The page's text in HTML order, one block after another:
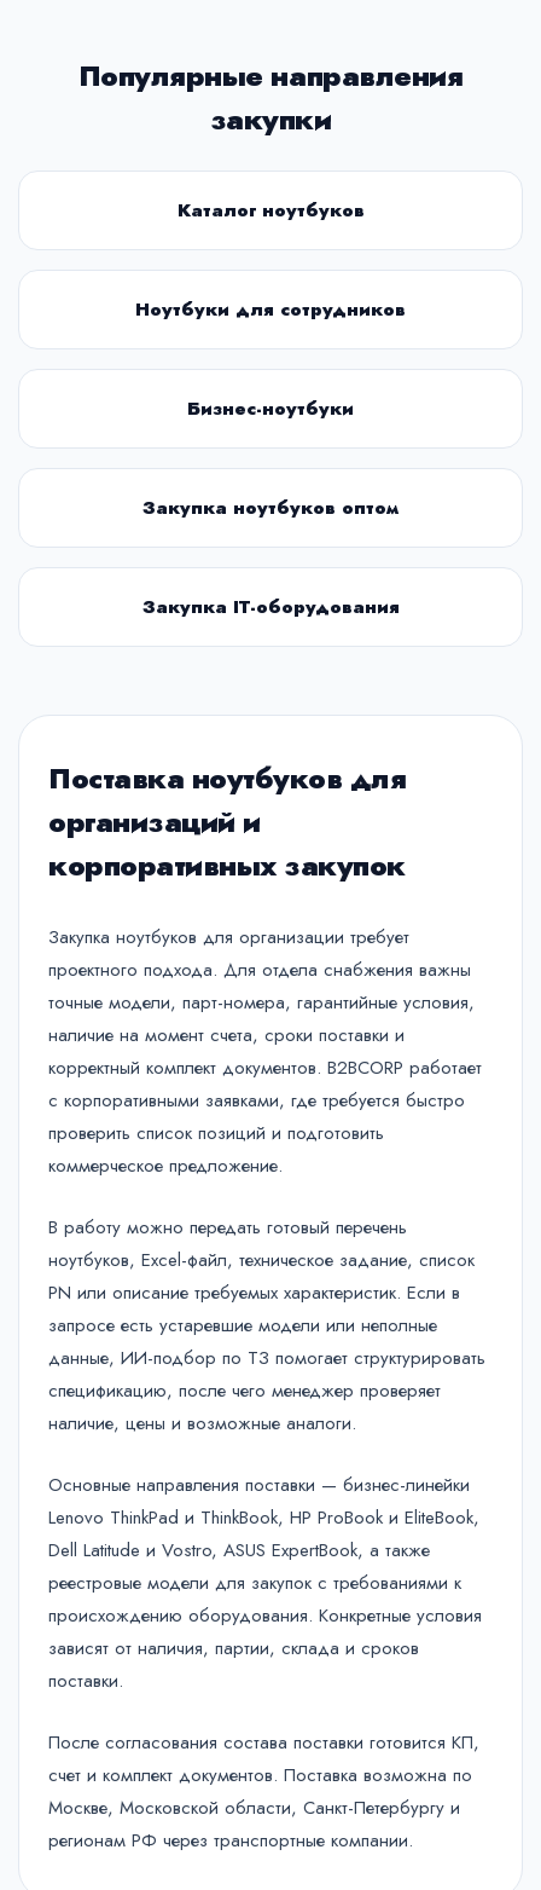
Популярные направления
закупки
Каталог ноутбуков
Ноутбуки для сотрудников
Бизнес-ноутбуки
Закупка ноутбуков оптом
Закупка IT-оборудования
Поставка ноутбуков для
организаций и
корпоративных закупок
Закупка ноутбуков для организации требует
проектного подхода. Для отдела снабжения важны
точные модели, парт-номера, гарантийные условия,
наличие на момент счета, сроки поставки и
корректный комплект документов. B2BCORP работает
с корпоративными заявками, где требуется быстро
проверить список позиций и подготовить
коммерческое предложение.
В работу можно передать готовый перечень
ноутбуков, Excel-файл, техническое задание, список
PN или описание требуемых характеристик. Если в
запросе есть устаревшие модели или неполные
данные, ИИ-подбор по ТЗ помогает структурировать
спецификацию, после чего менеджер проверяет
наличие, цены и возможные аналоги.
Основные направления поставки — бизнес-линейки
Lenovo ThinkPad и ThinkBook, HP ProBook и EliteBook,
Dell Latitude и Vostro, ASUS ExpertBook, а также
реестровые модели для закупок с требованиями к
происхождению оборудования. Конкретные условия
зависят от наличия, партии, склада и сроков
поставки.
После согласования состава поставки готовится КП,
счет и комплект документов. Поставка возможна по
Москве, Московской области, Санкт-Петербургу и
регионам РФ через транспортные компании.